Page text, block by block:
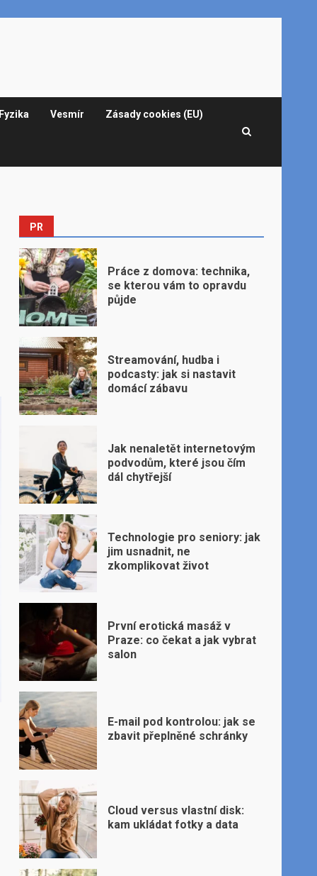
Fyzika Vesmír Zásady cookies (EU)
PR
Práce z domova: technika,
se kterou vám to opravdu
půjde
Streamování, hudba i
podcasty: jak si nastavit
domácí zábavu
Jak nenaletět internetovým
podvodům, které jsou čím
dál chytřejší
Technologie pro seniory: jak
jim usnadnit, ne
zkomplikovat život
První erotická masáž v
Praze: co čekat a jak vybrat
salon
E-mail pod kontrolou: jak se
zbavit přeplněné schránky
Cloud versus vlastní disk:
kam ukládat fotky a data